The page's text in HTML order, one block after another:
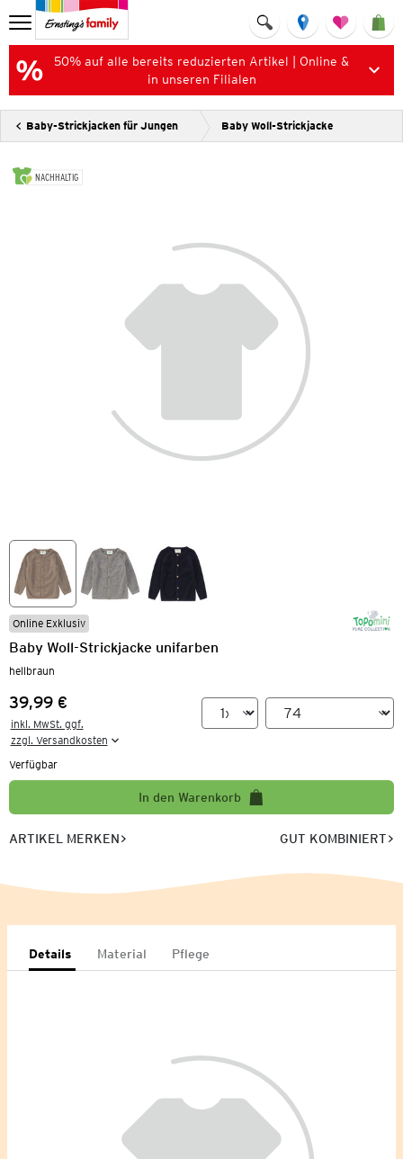
50% auf alle bereits reduzierten Artikel | Online &
in unseren Filialen
Baby-Strickjacken für Jungen Baby Woll-Strickjacke
NACHHALTIG
Online Exklusiv
Baby Woll-Strickjacke unifarben
hellbraun
Preis:
39,99 €
inkl. MwSt. ggf.
zzgl. Versandkosten
Verfügbar
In den Warenkorb
ARTIKEL MERKEN GUT KOMBINIERT
Details Material Pflege